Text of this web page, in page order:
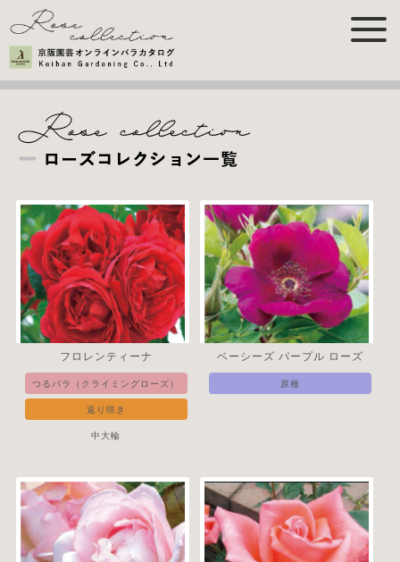
フロレンティーナ
つるバラ（クライミングローズ）
返り咲き
中大輪
ベーシーズ パープル ローズ
原種